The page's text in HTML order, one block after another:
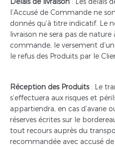
l’Accusé de Commande ne
donnés qu’à titre indicatif. Le
livraison ne sera pas de
commande, le versement
le refus des Produits par le
Réception des Produits: Le
s’effectuera aux risques et
appartiendra, en cas d’avarie
réserves écrites sur le
tout recours auprès du
recommandée avec accusé